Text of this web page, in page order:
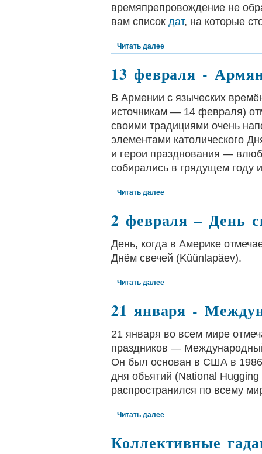
времяпрепровождение не
вам список дат, на которые
Читать далее
13 февраля -
В Армении с языческих
источникам — 14 февраля)
своими традициями очень
элементами католического
и герои празднования —
собирались в грядущем году
Читать далее
2 февраля – День
День, когда в Америке
Днём свечей (Küünlapäev).
Читать далее
21 января -
21 января во всем мире
праздников —
Он был основан в США в 1986
дня объятий (National
распространился по всему
Читать далее
Коллективные